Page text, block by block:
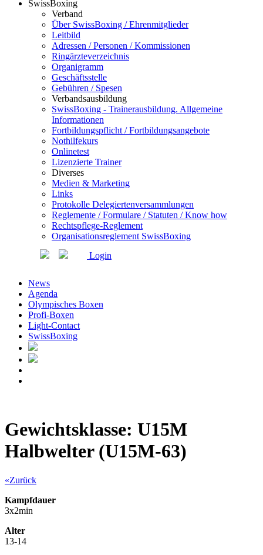
SwissBoxing
Verband
Über SwissBoxing / Ehrenmitglieder
Leitbild
Adressen / Personen / Kommissionen
Ringärzteverzeichnis
Organigramm
Geschäftsstelle
Gebühren / Spesen
Verbandsausbildung
SwissBoxing - Trainerausbildung. Allgemeine
Informationen
Fortbildungspflicht / Fortbildungsangebote
Nothilfekurs
Onlinetest
Lizenzierte Trainer
Diverses
Medien & Marketing
Links
Protokolle Delegiertenversammlungen
Reglemente / Formulare / Statuten / Know how
Rechtspflege-Reglement
Organisationsreglement SwissBoxing
Login
News
Agenda
Olympisches Boxen
Profi-Boxen
Light-Contact
SwissBoxing
Gewichtsklasse: U15M
Halbwelter (U15M-63)
«Zurück
Kampfdauer
3x2min
Alter
13-14